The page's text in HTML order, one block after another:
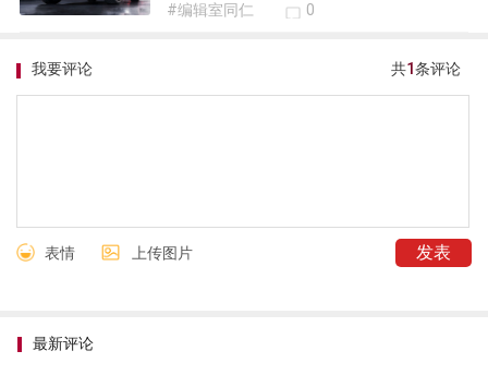
#编辑室同仁 0
共1条评论
我要评论
表情 上传图片
最新评论